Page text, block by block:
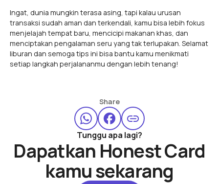
Ingat, dunia mungkin terasa asing, tapi kalau urusan
transaksi sudah aman dan terkendali, kamu bisa lebih fokus
menjelajah tempat baru, mencicipi makanan khas, dan
menciptakan pengalaman seru yang tak terlupakan. Selamat
liburan dan semoga tips ini bisa bantu kamu menikmati
setiap langkah perjalananmu dengan lebih tenang!
Share
Tunggu apa lagi?
Dapatkan Honest Card
kamu sekarang